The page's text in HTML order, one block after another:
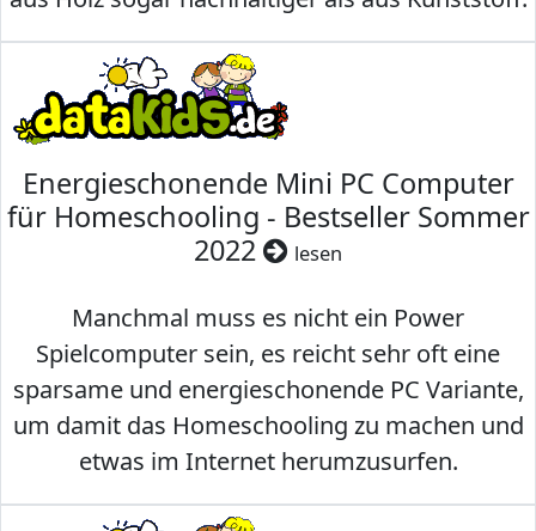
Energieschonende Mini PC Computer
für Homeschooling - Bestseller Sommer
2022
lesen
Manchmal muss es nicht ein Power
Spielcomputer sein, es reicht sehr oft eine
sparsame und energieschonende PC Variante,
um damit das Homeschooling zu machen und
etwas im Internet herumzusurfen.